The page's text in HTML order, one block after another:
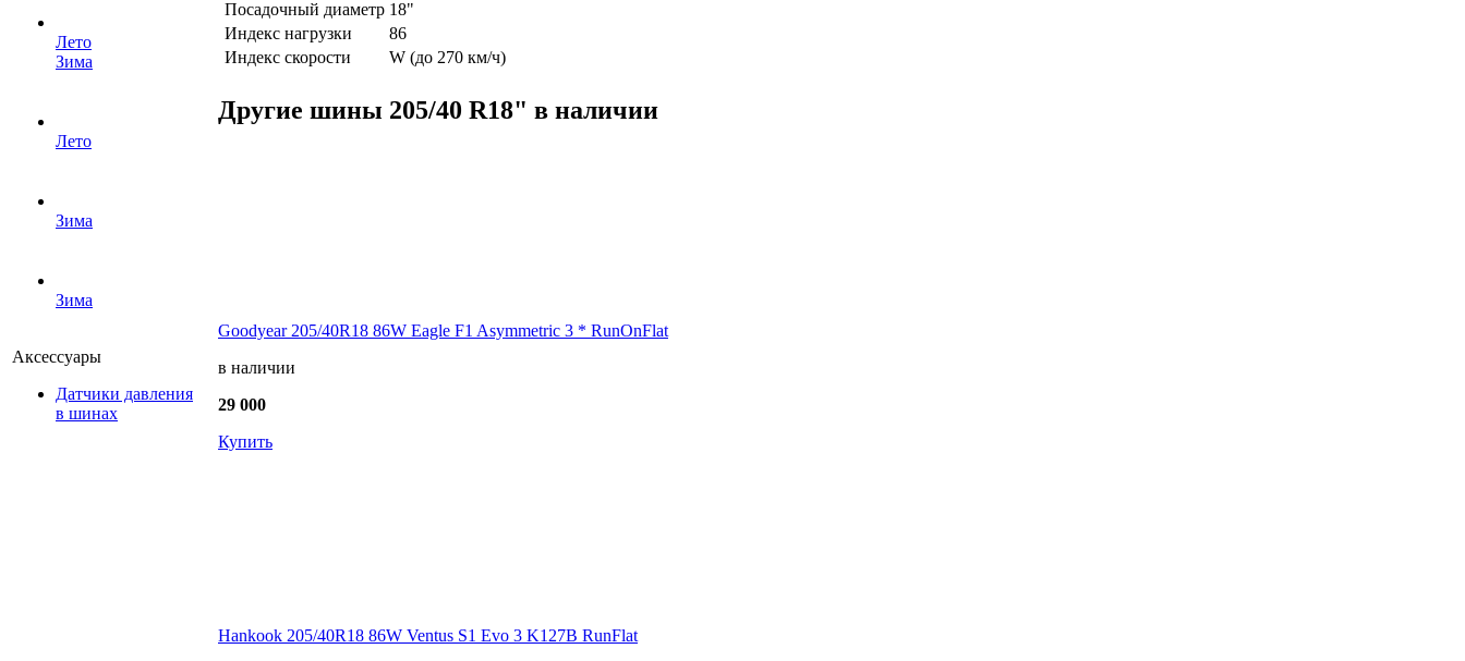
Лето
Зима
Лето
Зима
Зима
Аксессуары
Датчики давления
в шинах
Посадочный диаметр 18"
Индекс нагрузки
86
Индекс скорости
W (до 270 км/ч)
Другие шины 205/40 R18" в наличии
Goodyear 205/40R18 86W Eagle F1 Asymmetric 3 * RunOnFlat
в наличии
29 000
Купить
Hankook 205/40R18 86W Ventus S1 Evo 3 K127B RunFlat